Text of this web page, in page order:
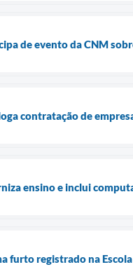
de evento da CNM
contratação de
ensino e inclui
furto registrado na